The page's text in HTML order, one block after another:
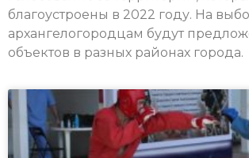
благоустроены в 2022 году. На
архангелогородцам будут
объектов в разных районах города.